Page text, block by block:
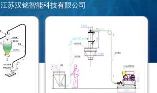
江苏汉铭智能科技有限公司